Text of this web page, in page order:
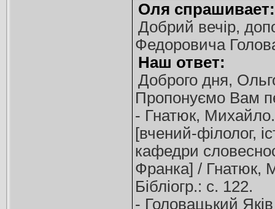
Оля спрашивает:
Добрий вечір,
Федоровича
Наш ответ:
Доброго дня,
Пропонуємо Вам
- Гнатюк, Михайло.
[вчений-філолог,
кафедри
Франка] / Гнатюк,
Бібліогр.: с. 122.
- Головацький